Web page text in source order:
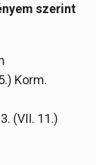
szerint
Korm.
(VII. 11.)